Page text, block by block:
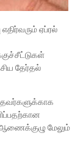
ஏப்ரல்
தேர்தல்
மேலும்